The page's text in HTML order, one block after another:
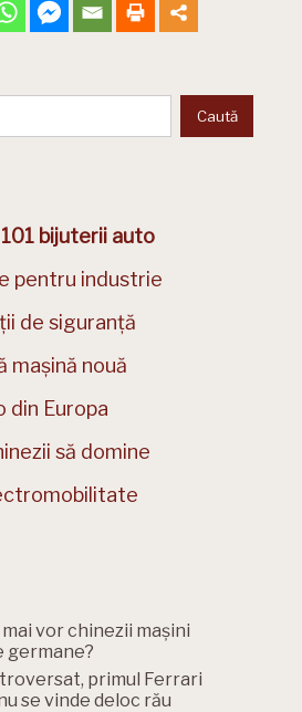
bijuterii auto
pentru industrie
de siguranță
mașină nouă
din Europa
să domine
mai vor chinezii mașini
germane?
primul Ferrari
se vinde deloc rău